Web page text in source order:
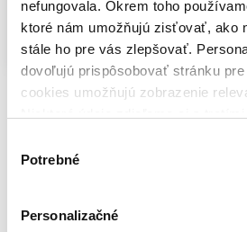
nefungovala. Okrem toho
ktoré nám umožňujú zisťovať, ako
stále ho pre vás zlepšovať.
dovoľujú prispôsobovať stránku
cookies umožňujú zobrazenie
cookies.
súhlasu
Potrebné
Personalizačné
Na sklade
Človeče nehnevaj sa
Na sklade